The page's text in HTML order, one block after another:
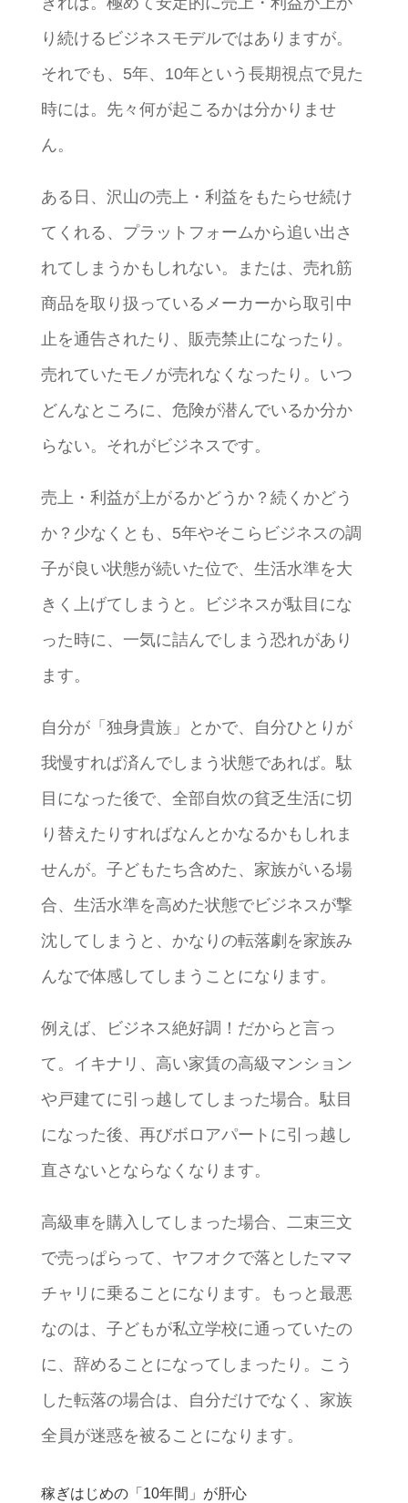
り続けるビジネスモデルではありますが。
それでも、5年、10年という長期視点で見た
時には。先々何が起こるかは分かりませ
ん。
ある日、沢山の売上・利益をもたらせ続け
てくれる、プラットフォームから追い出さ
れてしまうかもしれない。または、売れ筋
商品を取り扱っているメーカーから取引中
止を通告されたり、販売禁止になったり。
売れていたモノが売れなくなったり。いつ
どんなところに、危険が潜んでいるか分か
らない。それがビジネスです。
売上・利益が上がるかどうか？続くかどう
か？少なくとも、5年やそこらビジネスの調
子が良い状態が続いた位で、生活水準を大
きく上げてしまうと。ビジネスが駄目にな
った時に、一気に詰んでしまう恐れがあり
ます。
自分が「独身貴族」とかで、自分ひとりが
我慢すれば済んでしまう状態であれば。駄
目になった後で、全部自炊の貧乏生活に切
り替えたりすればなんとかなるかもしれま
せんが。子どもたち含めた、家族がいる場
合、生活水準を高めた状態でビジネスが撃
沈してしまうと、かなりの転落劇を家族み
んなで体感してしまうことになります。
例えば、ビジネス絶好調！だからと言っ
て。イキナリ、高い家賃の高級マンション
や戸建てに引っ越してしまった場合。駄目
になった後、再びボロアパートに引っ越し
直さないとならなくなります。
高級車を購入してしまった場合、二束三文
で売っぱらって、ヤフオクで落としたママ
チャリに乗ることになります。もっと最悪
なのは、子どもが私立学校に通っていたの
に、辞めることになってしまったり。こう
した転落の場合は、自分だけでなく、家族
全員が迷惑を被ることになります。
稼ぎはじめの「10年間」が肝心